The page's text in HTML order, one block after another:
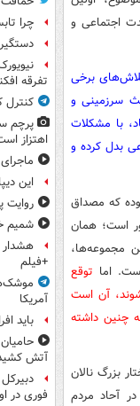
اجتماعی و
برخی
سرزمینی و
با مشکلات
بدل کرده و
که مصداق
است؛ همان
مجموعه‌ها،
اما توقع
آن است
چنین داشته
بزرگ نالان
آحاد مردم
چرا
تفرقه
کنترل
پرچم
اهتزاز
این
روایت
شمیم
هشدار
+فیلم
آمریکا
باید
آتش
فوری در